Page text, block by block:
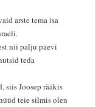
arste tema isa
nii palju päevi
teda
siis Joosep rääkis
teie silmis olen